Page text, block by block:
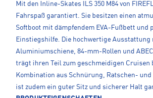
Mit den Inline-Skates ILS 350 M84 von
Fahrspaß garantiert. Sie besitzen einen
Softboot mit dämpfendem EVA-Fußbett und
Einstiegshilfe. Die hochwertige Ausstattung
Aluminiumschiene, 84-mm-Rollen und
trägt ihren Teil zum geschmeidigen Cruisen
Kombination aus Schnürung, Ratschen-
ist zudem ein guter Sitz und sicherer Halt